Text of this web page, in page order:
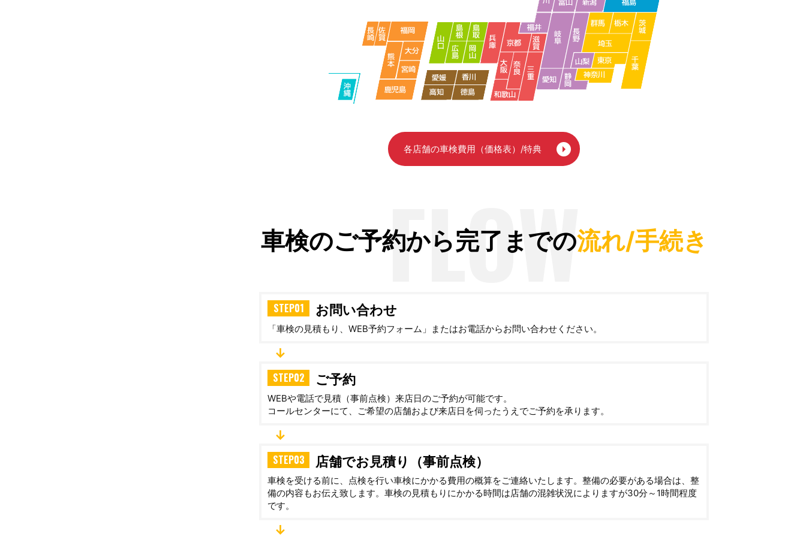
各店舗の車検費用（価格表）/特典
車検のご予約から完了までの流れ/手続き
FLOW
STEP01 お問い合わせ
「車検の見積もり、WEB予約フォーム」またはお電話からお問い合わせください。
↓
STEP02 ご予約
WEBや電話で見積（事前点検）来店日のご予約が可能です。
コールセンターにて、ご希望の店舗および来店日を伺ったうえでご予約を承ります。
↓
STEP03 店舗でお見積り（事前点検）
車検を受ける前に、点検を行い車検にかかる費用の概算をご連絡いたします。整備の必要がある場合は、整
備の内容もお伝え致します。車検の見積もりにかかる時間は店舗の混雑状況によりますが30分～1時間程度
です。
↓